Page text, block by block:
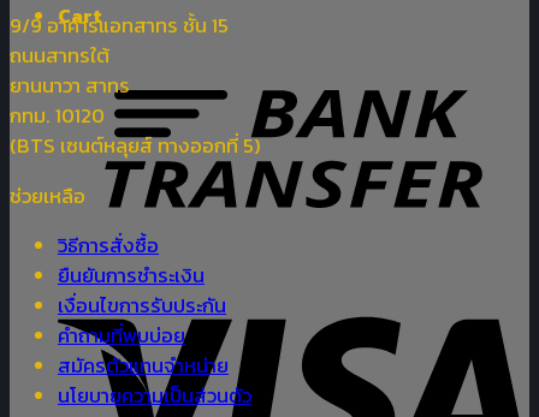
Cart
9/9 อาคารแอทสาทร ชั้น 15
ถนนสาทรใต้
ยานนาวา สาทร
กทม. 10120
(BTS เซนต์หลุยส์ ทางออกที่ 5)
ช่วยเหลือ
วิธีการสั่งซื้อ
ยืนยันการชำระเงิน
เงื่อนไขการรับประกัน
คำถามที่พบบ่อย
สมัครตัวแทนจำหน่าย
นโยบายความเป็นส่วนตัว